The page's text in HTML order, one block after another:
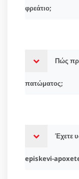
φρεάτιο;
Πώς
πατώματος;
Έχετε
episkevi-